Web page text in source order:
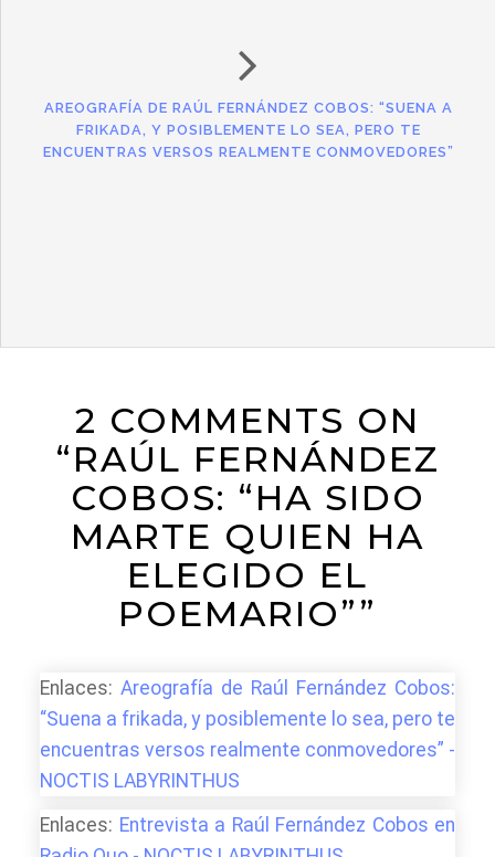
AREOGRAFÍA DE RAÚL FERNÁNDEZ COBOS: “SUENA A
FRIKADA, Y POSIBLEMENTE LO SEA, PERO TE
ENCUENTRAS VERSOS REALMENTE CONMOVEDORES”
2 COMMENTS ON
“RAÚL FERNÁNDEZ
COBOS: “HA SIDO
MARTE QUIEN HA
ELEGIDO EL
POEMARIO””
Enlaces: Areografía de Raúl Fernández Cobos:
“Suena a frikada, y posiblemente lo sea, pero te
encuentras versos realmente conmovedores” -
NOCTIS LABYRINTHUS
Enlaces: Entrevista a Raúl Fernández Cobos en